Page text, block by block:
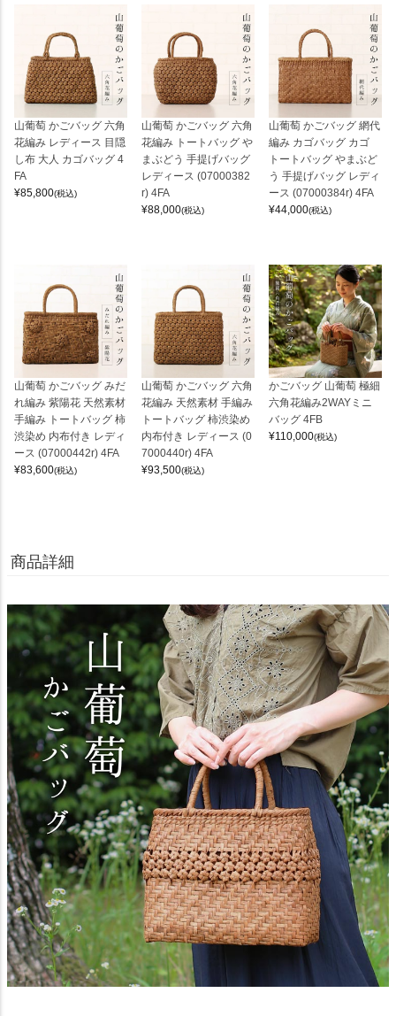
山葡萄 かごバッグ 六角
花編み レディース 目隠
し布 大人 カゴバッグ 4
FA
¥85,800(税込)
山葡萄 かごバッグ 六角
花編み トートバッグ や
まぶどう 手提げバッグ
レディース (07000382
r) 4FA
¥88,000(税込)
山葡萄 かごバッグ 網代
編み カゴバッグ カゴ
トートバッグ やまぶど
う 手提げバッグ レディ
ース (07000384r) 4FA
¥44,000(税込)
山葡萄 かごバッグ みだ
れ編み 紫陽花 天然素材
手編み トートバッグ 柿
渋染め 内布付き レディ
ース (07000442r) 4FA
¥83,600(税込)
山葡萄 かごバッグ 六角
花編み 天然素材 手編み
トートバッグ 柿渋染め
内布付き レディース (0
7000440r) 4FA
¥93,500(税込)
かごバッグ 山葡萄 極細
六角花編み2WAYミニ
バッグ 4FB
¥110,000(税込)
商品詳細